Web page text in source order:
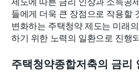
들에게 더욱 큰 장점으로 작용할
변화하는 주택청약 제도는 미래
하기 위한 노력의 일환으로 진행
주택청약종합저축의 금리